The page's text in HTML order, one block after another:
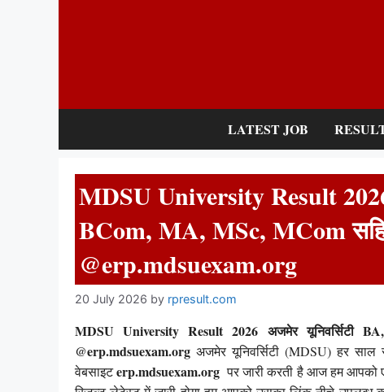
LATEST JOB
MDSU University Result
BCom, MA, MSc, MCom
@erp.mdsuexam.org
20 July 2026 by rpresult.com
MDSU University Result 2026 अजमेर यूनिवर्सिटी
@erp.mdsuexam.org अजमेर यूनिवर्सिटी (MDSU) हर
वेबसाइटerp.mdsuexam.org पर जारी करती है आज हम आपको